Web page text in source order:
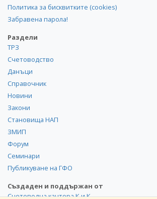
Политика за бисквитките (cookies)
Забравена парола!
Раздели
ТРЗ
Счетоводство
Данъци
Справочник
Новини
Закони
Становища НАП
ЗМИП
Форум
Семинари
Публикуване на ГФО
Създаден и поддържан от
Счетоводна кантора К и К